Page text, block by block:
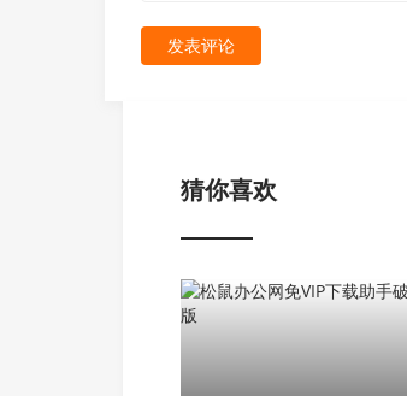
发表评论
猜你喜欢